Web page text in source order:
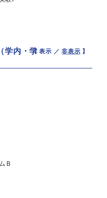
学内・学【 表示 ／非表示 】
Ｂ